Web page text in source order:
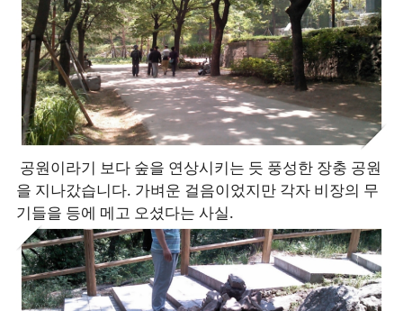
공원이라기 보다 숲을 연상시키는 듯 풍성한 장충 공원
을 지나갔습니다. 가벼운 걸음이었지만 각자 비장의 무
기들을 등에 메고 오셨다는 사실.